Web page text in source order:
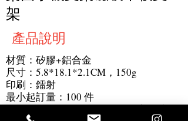
架
產品說明
材質：矽膠+鋁合金
尺寸：5.8*18.1*2.1CM，150g
印刷：鐳射
最小起訂量：100 件
產品細節：便攜且展開即用，適用手